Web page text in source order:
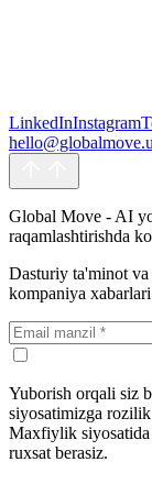
siyosatimizga
Maxfiylik siyosatida
LinkedInInstagram
Global Move - AI
raqamlashtirishda
Dasturiy ta'minot
kompaniya
Yuborish orqali siz
siyosatimizga
Maxfiylik siyosatida
ruxsat berasiz.